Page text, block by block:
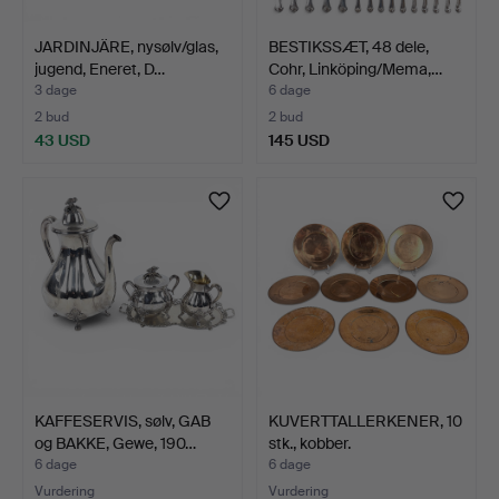
JARDINJÄRE, nysølv/glas,
jugend, Eneret, D…
3 dage
2 bud
43 USD
BESTIKSSÆT, 48 dele,
Cohr, Linköping/Mema,…
6 dage
2 bud
145 USD
KAFFESERVIS, sølv, GAB
og BAKKE, Gewe, 190…
6 dage
Vurdering
KUVERTTALLERKENER, 10
stk., kobber.
6 dage
Vurdering